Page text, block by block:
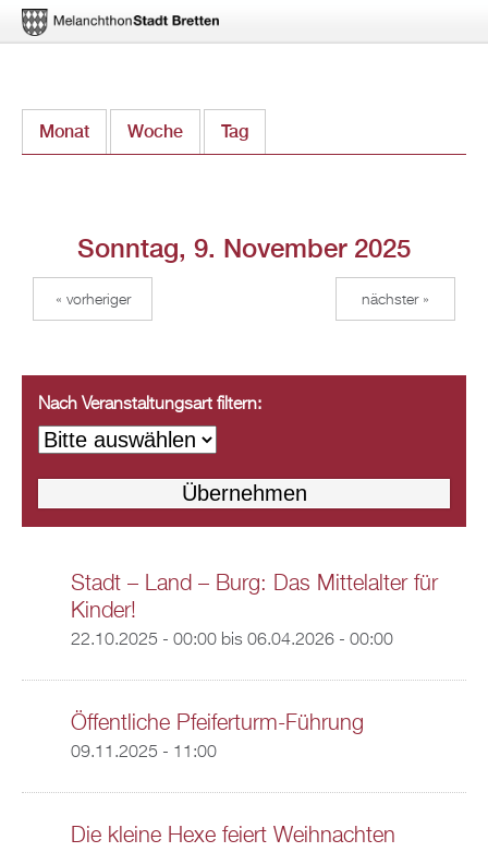
zum
Monat Woche Tag
Sonntag, 9. November 2025
« vorheriger nächster »
Nach Veranstaltungsart filtern:
Stadt – Land – Burg: Das Mittelalter für
Kinder!
22.10.2025 - 00:00bis 06.04.2026 - 00:00
Öffentliche Pfeiferturm-Führung
09.11.2025 - 11:00
Die kleine Hexe feiert Weihnachten